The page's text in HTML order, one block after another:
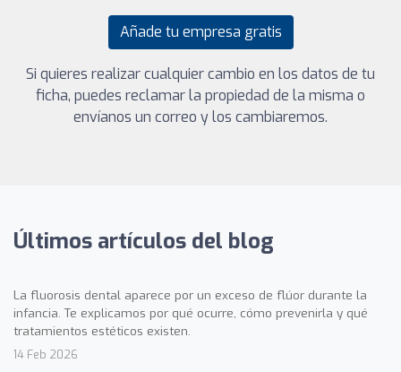
Añade tu empresa gratis
Si quieres realizar cualquier cambio en los datos de tu
ficha, puedes reclamar la propiedad de la misma o
envíanos un correo y los cambiaremos.
Últimos artículos del blog
La fluorosis dental aparece por un exceso de flúor durante la
infancia. Te explicamos por qué ocurre, cómo prevenirla y qué
tratamientos estéticos existen.
14 Feb 2026